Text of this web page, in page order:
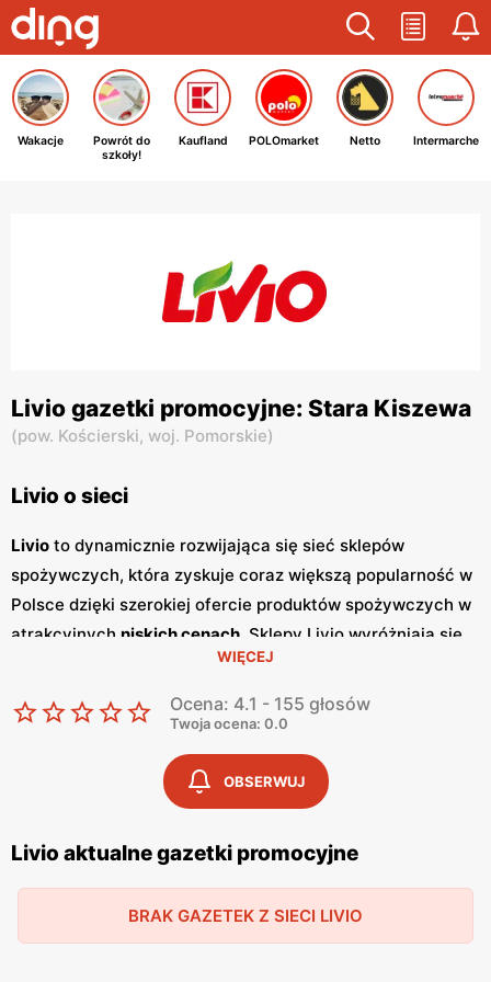
Wakacje
Powrót do
szkoły!
Kaufland POLOmarket Netto Intermarche
Livio gazetki promocyjne: Stara Kiszewa
(pow. Kościerski, woj. Pomorskie)
Livio o sieci
Livio to dynamicznie rozwijająca się sieć sklepów
spożywczych, która zyskuje coraz większą popularność w
Polsce dzięki szerokiej ofercie produktów spożywczych w
atrakcyjnych niskich cenach . Sklepy Livio wyróżniają się
nie tylko bogatym asortymentem, ale także częstymi
, które przyciągają klientów szukających
oszczędności i wysokiej jakości. Regularnie wydawane
informują o aktualnych zniżkach i
ofertach specjalnych, co sprawia, że klienci mogą być na
bieżąco z najnowszymi okazjami zakupowymi. Livio
szczególnie stawia na polskie produkty, co jest wyrazem
ich zaangażowania w wspieranie lokalnych producentów i
produktów. W ofercie sklepów można znaleźć szeroki
WIĘCEJ
Ocena: 4.1 - 155 głosów
Twoja ocena: 0.0
OBSERWUJ
Livio aktualne gazetki promocyjne
BRAK GAZETEK Z SIECI LIVIO